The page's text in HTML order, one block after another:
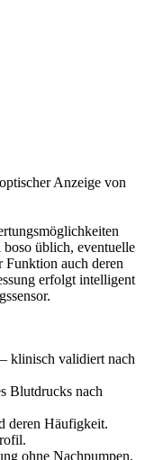
Anzeige von
üblich, eventuelle
Funktion auch deren
erfolgt intelligent
klinisch validiert nach
Blutdrucks nach
deren Häufigkeit.
ohne Nachpumpen,